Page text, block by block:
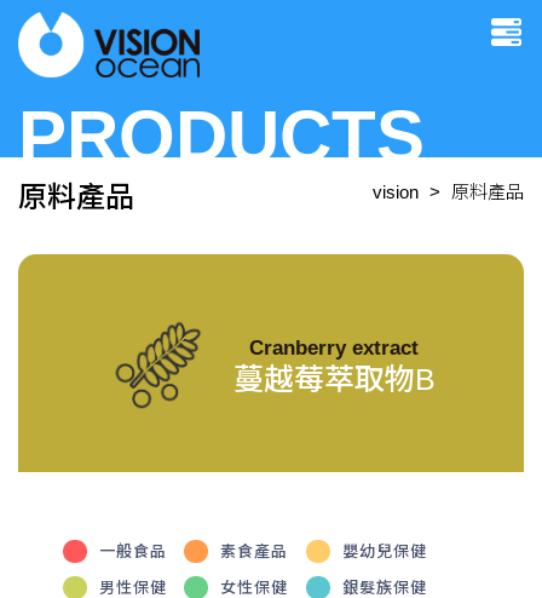
PRODUCTS
原料產品 vision 原料產品
Cranberry extract
蔓越莓萃取物B
一般食品 素食產品 嬰幼兒保健
男性保健 女性保健 銀髮族保健